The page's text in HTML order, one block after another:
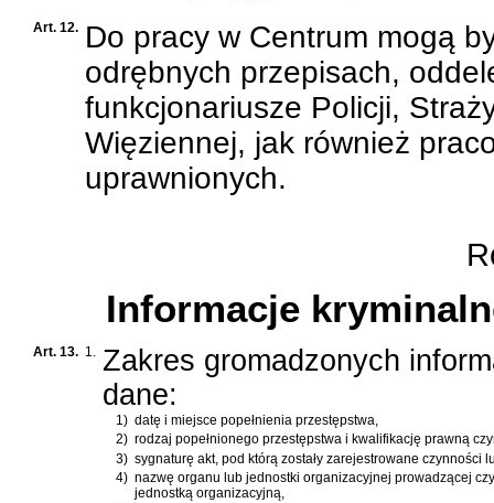
Art. 12. Do pracy w Centrum mogą
odrębnych przepisach,
funkcjonariusze Policji,
Więziennej, jak również
uprawnionych.
Informacje
Art. 13. 1.
Zakres gromadzonych
dane:
1) datę i miejsce popełnienia przestępstwa,
2) rodzaj popełnionego przestępstwa i kwalifikację prawną
3) sygnaturę akt, pod którą zostały zarejestrowane czynności
4) nazwę organu lub jednostki organizacyjnej prowadzącej
jednostką organizacyjną,